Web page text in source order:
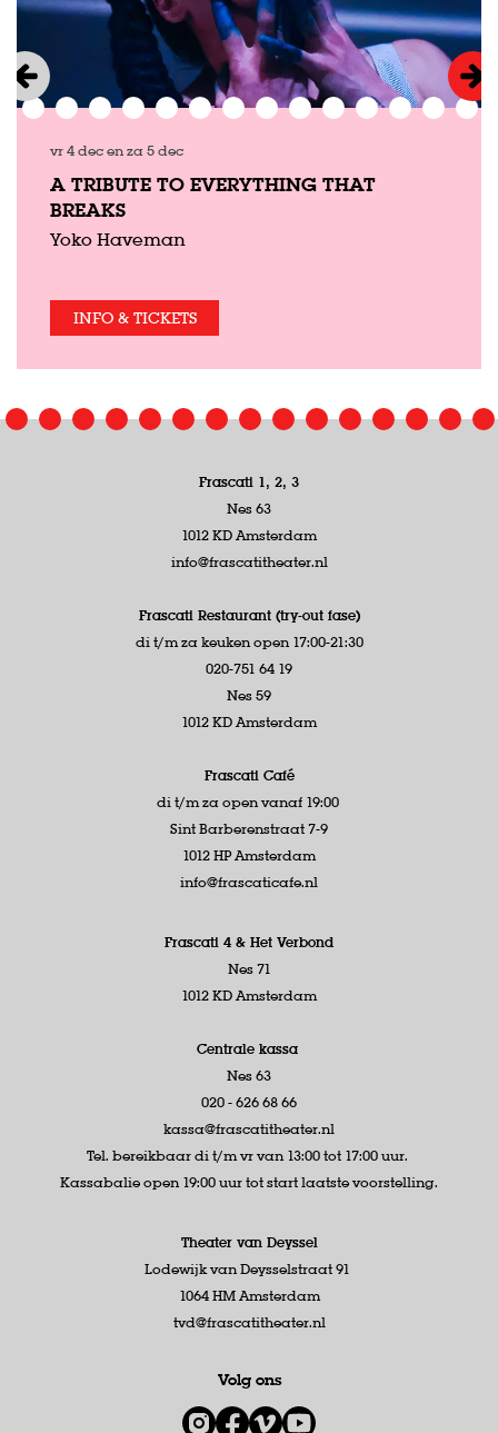
A TRIBUTE TO EVERYTHING THAT
BREAKS
Yoko Haveman
vr 4 decenza 5 dec
INFO & TICKETS
Frascati 1, 2, 3
Nes 63
1012 KD Amsterdam
info@frascatitheater.nl
Frascati Restaurant (try-out fase)
di t/m za keuken open 17:00-21:30
020-751 64 19
Nes 59
1012 KD Amsterdam
Frascati Café
di t/m za open vanaf 19:00
Sint Barberenstraat 7-9
1012 HP Amsterdam
info@frascaticafe.nl
Frascati 4 & Het Verbond
Nes 71
1012 KD Amsterdam
Centrale kassa
Nes 63
020 - 626 68 66
kassa@frascatitheater.nl
Tel. bereikbaar di t/m vr van 13:00 tot 17:00 uur.
Kassabalie open 19:00 uur tot start laatste voorstelling.
Theater van Deyssel
Lodewijk van Deysselstraat 91
1064 HM Amsterdam
tvd@frascatitheater.nl
Volg ons